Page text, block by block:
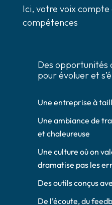
Ici, votre voix compte
compétences
Des opportunités
pour évoluer et
Une entreprise à
Une ambiance de
et chaleureuse
Une culture où on
dramatise pas les
Des outils conçus
De l’écoute, du